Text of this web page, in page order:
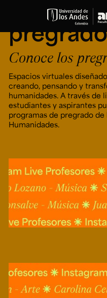
Educación
Personas
Espacios
Dirección
Calle 19A #1 - 37
Este. Bloque K.
Literatura y
Ext. 2501
Conoce los
Espacios virtuales
creando, pensando y
humanidades. A través de
estudiantes y aspirantes
programas de pregrado
Humanidades.